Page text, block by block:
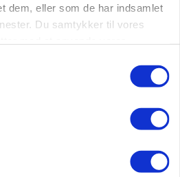
dem, eller som de har indsamlet
Du samtykker til vores